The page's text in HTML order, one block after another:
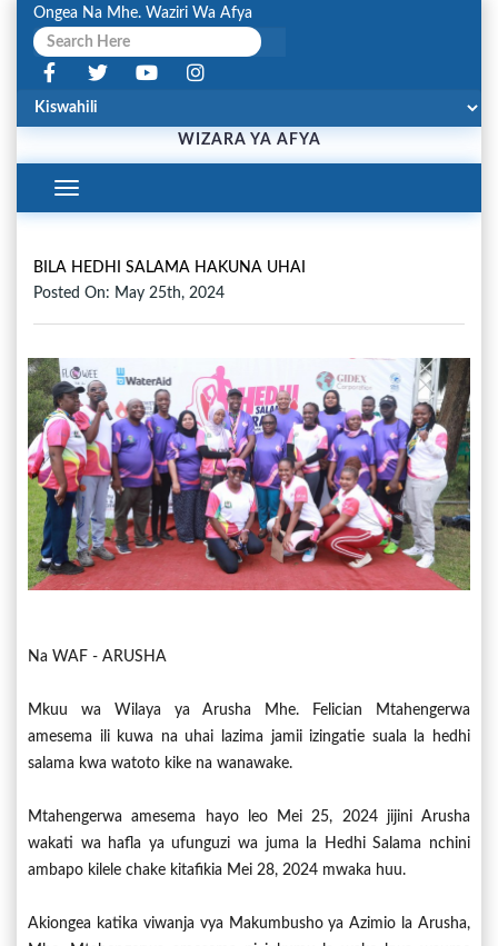
Ongea Na Mhe. Waziri Wa Afya
WIZARA YA AFYA
Toggle
Navigation
BILA HEDHI SALAMA HAKUNA UHAI
Posted On: May 25th, 2024
Na WAF - ARUSHA
Mkuu wa Wilaya ya Arusha Mhe. Felician Mtahengerwa
amesema ili kuwa na uhai lazima jamii izingatie suala la hedhi
salama kwa watoto kike na wanawake.
Mtahengerwa amesema hayo leo Mei 25, 2024 jijini Arusha
wakati wa hafla ya ufunguzi wa juma la Hedhi Salama nchini
ambapo kilele chake kitafikia Mei 28, 2024 mwaka huu.
Akiongea katika viwanja vya Makumbusho ya Azimio la Arusha,